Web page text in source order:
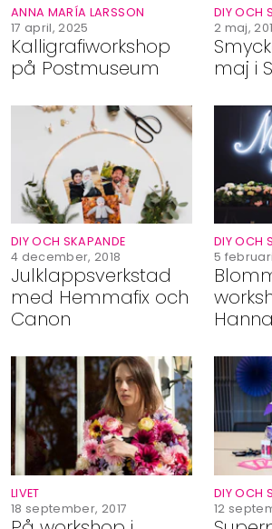
Video
Bloggar
Shop
Hem & Trädgård
Underhållning
Om Oss
Kalligrafiworkshop
på Postmuseum
ANNA MARÍA LARSSON
17 april, 2025
maj i
DIY OCH
2 maj,
Julklappsverkstad
med Hemmafix och
Canon
DIY OCH SKAPANDE
4 december, 2018
DIY OCH
5
LIVET
18 september, 2017
DIY OCH
12